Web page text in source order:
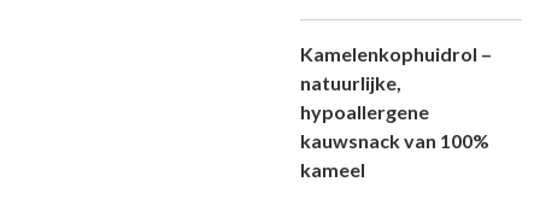
Kamelenkophuidrol –
natuurlijke,
hypoallergene
kauwsnack van 100%
kameel